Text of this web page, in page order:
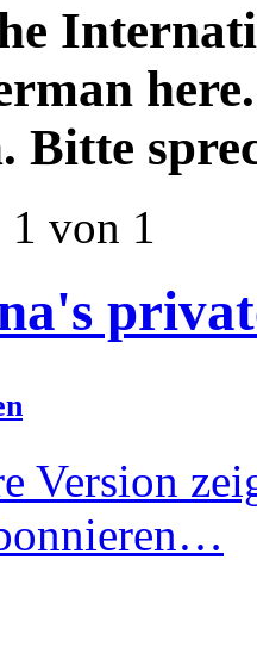
Bitte
1 von 1
Version